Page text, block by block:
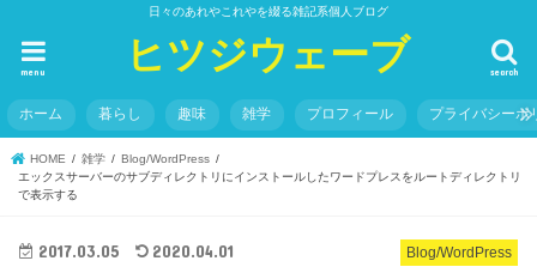
日々のあれやこれやを綴る雑記系個人ブログ
ヒツジウェーブ search
menu
ホーム 暮らし 趣味 雑学 プロフィール プライバシーポ
HOME 雑学
Blog/WordPress
エックスサーバーのサブディレクトリにインストールしたワードプレスをルートディレクトリ
で表示する
Blog/WordPress
2017.03.05 2020.04.01